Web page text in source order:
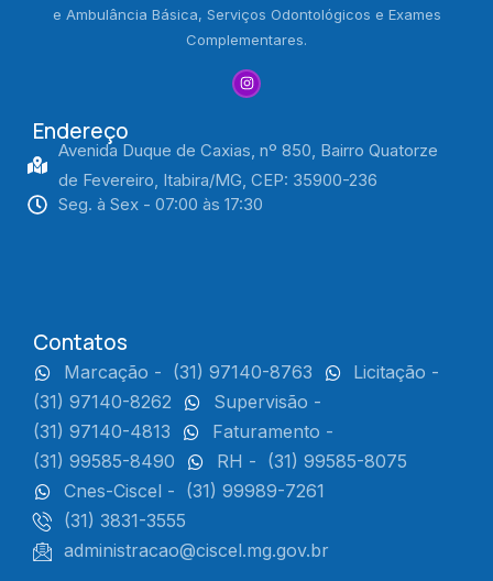
e Ambulância Básica, Serviços Odontológicos e Exames
Complementares.
Endereço
Avenida Duque de Caxias, nº 850, Bairro Quatorze
de Fevereiro, Itabira/MG, CEP: 35900-236
Seg. à Sex - 07:00 às 17:30
Contatos
Marcação - (31) 97140-8763
Licitação -
(31) 97140-8262
Supervisão -
(31) 97140-4813
Faturamento -
(31) 99585-8490
RH - (31) 99585-8075
Cnes-Ciscel - (31) 99989-7261
(31) 3831-3555
administracao@ciscel.mg.gov.br